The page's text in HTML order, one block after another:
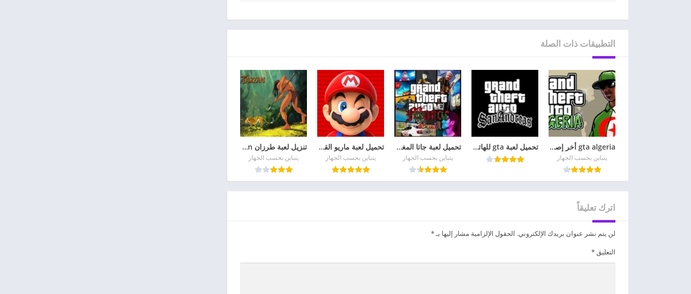
التطبيقات ذات الصلة
gta algeria أخر إصدار
يتباين بحسب الجهاز
تحميل لعبة gta للهاتف مجانا مهكرة للأندرويد 2026 APK مجاناً تحميل لعبة جاتا المغربية Gta Maroc مهكرة Apk للاندرويد 2026 مجانا
يتباين بحسب الجهاز
تحميل لعبة ماريو القديمة للموبايل Super Mario مجانا
يتباين بحسب الجهاز
تنزيل لعبة طرزان Tarzan للاندرويد apk 2026
يتباين بحسب الجهاز
اترك تعليقاً
لن يتم نشر عنوان بريدك الإلكتروني. الحقول الإلزامية مشار إليها بـ*
التعليق *